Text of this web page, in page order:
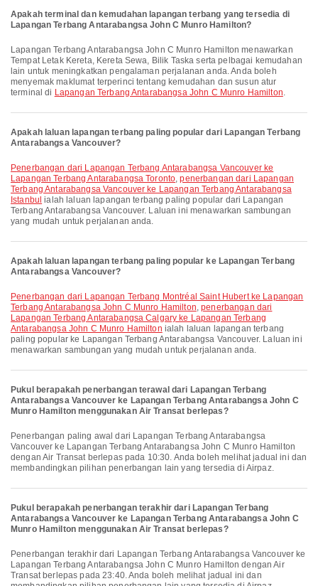
Apakah terminal dan kemudahan lapangan terbang yang tersedia di
Lapangan Terbang Antarabangsa John C Munro Hamilton?
Lapangan Terbang Antarabangsa John C Munro Hamilton menawarkan
Tempat Letak Kereta, Kereta Sewa, Bilik Taska serta pelbagai kemudahan
lain untuk meningkatkan pengalaman perjalanan anda. Anda boleh
menyemak maklumat terperinci tentang kemudahan dan susun atur
terminal di Lapangan Terbang Antarabangsa John C Munro Hamilton.
Apakah laluan lapangan terbang paling popular dari Lapangan Terbang
Antarabangsa Vancouver?
penerbangan dari Lapangan Terbang Antarabangsa Vancouver ke
Lapangan Terbang Antarabangsa Toronto,penerbangan dari Lapangan
Terbang Antarabangsa Vancouver ke Lapangan Terbang Antarabangsa
Istanbul ialah laluan lapangan terbang paling popular dari Lapangan
Terbang Antarabangsa Vancouver. Laluan ini menawarkan sambungan
yang mudah untuk perjalanan anda.
Apakah laluan lapangan terbang paling popular ke Lapangan Terbang
Antarabangsa Vancouver?
penerbangan dari Lapangan Terbang Montréal Saint Hubert ke Lapangan
Terbang Antarabangsa John C Munro Hamilton,penerbangan dari
Lapangan Terbang Antarabangsa Calgary ke Lapangan Terbang
Antarabangsa John C Munro Hamilton ialah laluan lapangan terbang
paling popular ke Lapangan Terbang Antarabangsa Vancouver. Laluan ini
menawarkan sambungan yang mudah untuk perjalanan anda.
Pukul berapakah penerbangan terawal dari Lapangan Terbang
Antarabangsa Vancouver ke Lapangan Terbang Antarabangsa John C
Munro Hamilton menggunakan Air Transat berlepas?
Penerbangan paling awal dari Lapangan Terbang Antarabangsa
Vancouver ke Lapangan Terbang Antarabangsa John C Munro Hamilton
dengan Air Transat berlepas pada 10:30. Anda boleh melihat jadual ini dan
membandingkan pilihan penerbangan lain yang tersedia di Airpaz.
Pukul berapakah penerbangan terakhir dari Lapangan Terbang
Antarabangsa Vancouver ke Lapangan Terbang Antarabangsa John C
Munro Hamilton menggunakan Air Transat berlepas?
Penerbangan terakhir dari Lapangan Terbang Antarabangsa Vancouver ke
Lapangan Terbang Antarabangsa John C Munro Hamilton dengan Air
Transat berlepas pada 23:40. Anda boleh melihat jadual ini dan